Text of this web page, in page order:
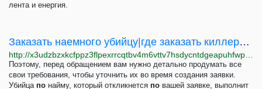
лента и енергия.
Заказать наемного убийцу|где заказать киллера|хочу нанять киллера|убийца по найму
Поэтому, перед обращением вам нужно детально продумать все
свои требования, чтобы уточнить их во время создания заявки.
Убийца по найму, который откликнется по вашей заявке, выполнит